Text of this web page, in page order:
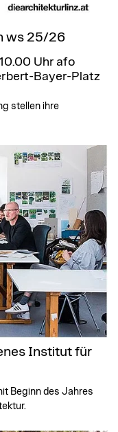
ws 25/26
Uhr afo
Bayer-Platz
stellen ihre
Institut für
Beginn des Jahres